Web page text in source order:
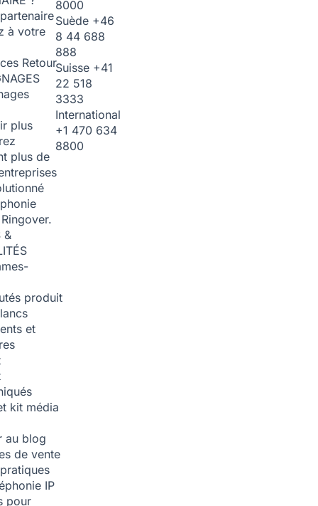
à votre
Retour
plus
plus de
&
produit
et
kit média
au blog
de vente
IP
pour
8000
Suède +46
8 44 688
888
Suisse +41
22 518
3333
International
+1 470 634
8800